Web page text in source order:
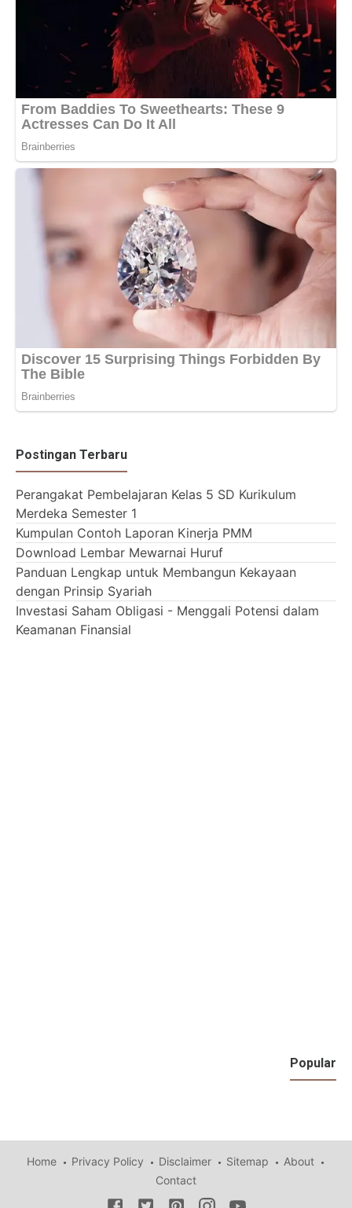
Postingan Terbaru
Perangakat Pembelajaran Kelas 5 SD Kurikulum
Merdeka Semester 1
Kumpulan Contoh Laporan Kinerja PMM
Download Lembar Mewarnai Huruf
Panduan Lengkap untuk Membangun Kekayaan
dengan Prinsip Syariah
Investasi Saham Obligasi - Menggali Potensi dalam
Keamanan Finansial
Popular
Home Privacy Policy Disclaimer Sitemap
About
Contact